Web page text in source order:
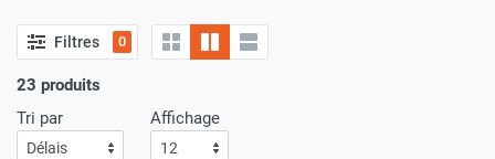
Filtres 0
23 produits
Tri par
Affichage